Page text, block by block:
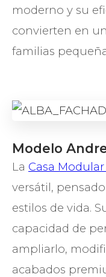
moderno y su
convierten en
familias
Modelo
La Casa
versátil,
estilos de vida.
capacidad de
ampliarlo,
acabados